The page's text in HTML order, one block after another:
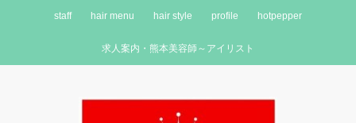
staff hair menu hair style profile hotpepper
求人案内・熊本美容師～アイリスト